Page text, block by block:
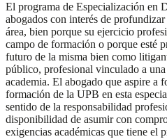
El programa de Especialización en
abogados con interés de
área, bien porque su ejercicio
campo de formación o porque esté
futuro de la misma bien como
público, profesional vinculado a
academia. El abogado que aspire a
formación de la UPB en esta
sentido de la responsabilidad
disponibilidad de asumir con
exigencias académicas que tiene el